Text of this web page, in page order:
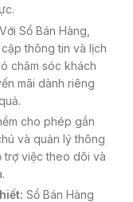
Với Sổ Bán Hàng,
thông tin và lịch
chăm sóc khách
mãi dành riêng
cho phép gắn
và quản lý thông
trợ việc theo dõi và
Sổ Bán Hàng